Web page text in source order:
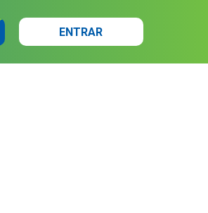
ENTRAR